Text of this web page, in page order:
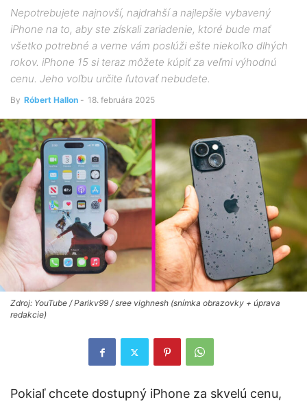
Nepotrebujete najnovší, najdrahší a najlepšie vybavený
iPhone na to, aby ste získali zariadenie, ktoré bude mať
všetko potrebné a verne vám poslúži ešte niekoľko dlhých
rokov. iPhone 15 si teraz môžete kúpiť za veľmi výhodnú
cenu. Jeho voľbu určite ľutovať nebudete.
By Róbert Hallon - 18. februára 2025
Zdroj: YouTube / Parikv99 / sree vighnesh (snímka obrazovky + úprava
redakcie)
Pokiaľ chcete dostupný iPhone za skvelú cenu,